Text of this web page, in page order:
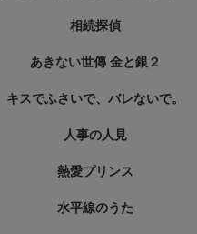
相続探偵
あきない世傳 金と銀２
キスでふさいで、バレないで。
人事の人見
熱愛プリンス
水平線のうた